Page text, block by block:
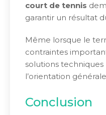
court de tennis
garantir un résultat
Même lorsque le
contraintes
solutions
l’orientation
Conclusion